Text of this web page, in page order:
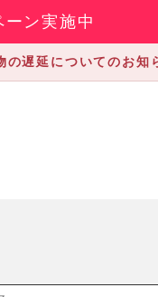
ン実施中
の遅延についてのお知